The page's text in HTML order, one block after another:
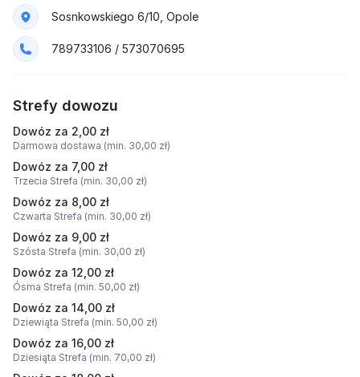
Sosnkowskiego 6/10, Opole
789733106 / 573070695
Strefy dowozu
Dowóz za 2,00 zł
Darmowa dostawa (min. 30,00 zł)
Dowóz za 7,00 zł
Trzecia Strefa (min. 30,00 zł)
Dowóz za 8,00 zł
Czwarta Strefa (min. 30,00 zł)
Dowóz za 9,00 zł
Szósta Strefa (min. 30,00 zł)
Dowóz za 12,00 zł
Ósma Strefa (min. 50,00 zł)
Dowóz za 14,00 zł
Dziewiąta Strefa (min. 50,00 zł)
Dowóz za 16,00 zł
Dziesiąta Strefa (min. 70,00 zł)